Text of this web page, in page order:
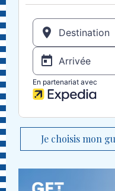
Je choisis mon